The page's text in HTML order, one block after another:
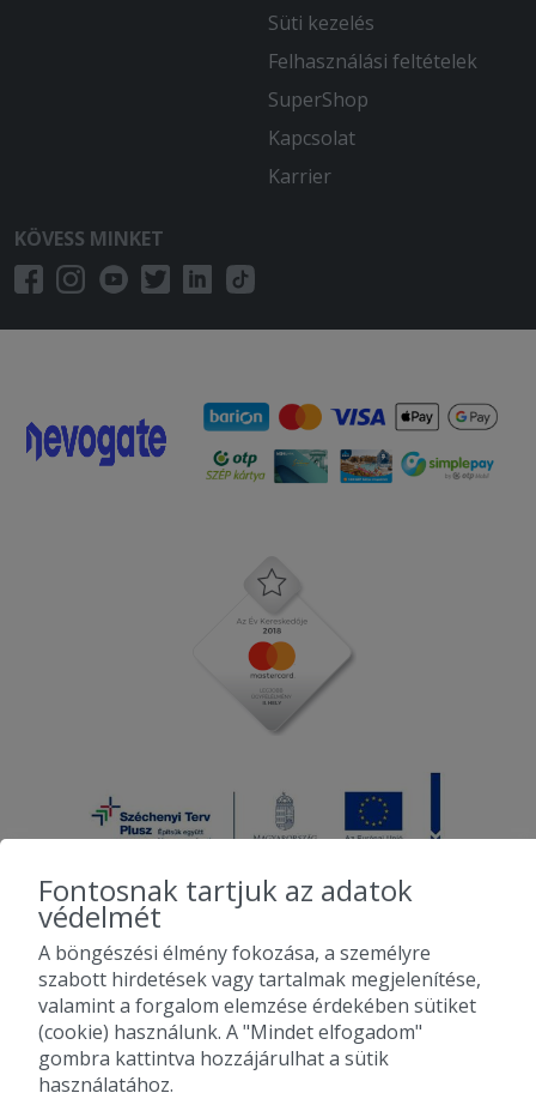
Nagyon sok idő a ki szállitás sajnos
2025-07-11 - Andrea:
olivabogyó helyett capribogyó került a
pizzára es a kifizetett 1 liter fanta
helyett kaptam 2x 250 ml es üvegeset.
2025-06-20 - Attila:
120 perces kiszállitás és nemis azt
hozták amit rendeltem
Soha többet nem rendelek innen.
Süti kezelés
Felhasználási feltételek
SuperShop
Kapcsolat
Karrier
KÖVESS MINKET
2010-2026 Copyright - Falatozz.hu - Diston-line Kft.
Pizza, gyros, hamburger, menük kedvező áron, egy helyen az összes
étterem ajánlata.
Fontosnak tartjuk az adatok
védelmét
A böngészési élmény fokozása, a személyre
szabott hirdetések vagy tartalmak megjelenítése,
valamint a forgalom elemzése érdekében sütiket
(cookie) használunk. A "Mindet elfogadom"
gombra kattintva hozzájárulhat a sütik
használatához.